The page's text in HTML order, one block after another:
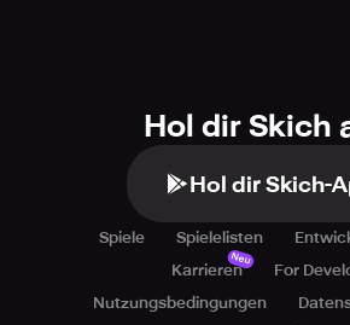
Hol dir Skich
Hol dir Skich-
Spiele Spielelisten
Karrieren
Neu
For
Nutzungsbedingungen